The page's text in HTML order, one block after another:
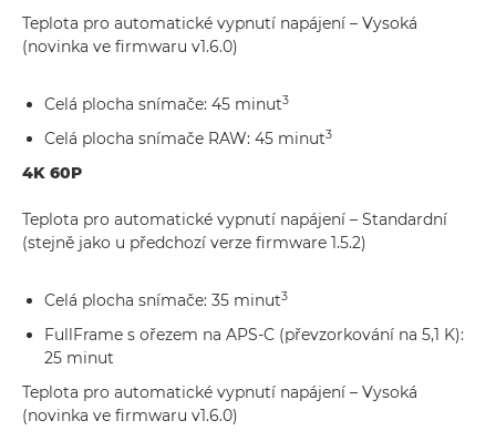
Teplota pro automatické vypnutí napájení – Vysoká
(novinka ve firmwaru v1.6.0)
Celá plocha snímače: 45 minut3
Celá plocha snímače RAW: 45 minut3
4K 60P
Teplota pro automatické vypnutí napájení – Standardní
(stejně jako u předchozí verze firmware 1.5.2)
Celá plocha snímače: 35 minut3
FullFrame s ořezem na APS-C (převzorkování na 5,1 K):
25 minut
Teplota pro automatické vypnutí napájení – Vysoká
(novinka ve firmwaru v1.6.0)